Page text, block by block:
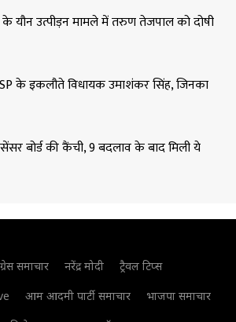
के यौन उत्पीड़न मामले में तरुण तेजपाल को दोषी
के इकलौते विधायक उमाशंकर सिंह, जिनका
बोर्ड की कैंची, 9 बदलाव के बाद मिली ये
समाचार नरेंद्र मोदी
ट्रैवल टिप्स
आम आदमी पार्टी समाचार
भाजपा समाचार